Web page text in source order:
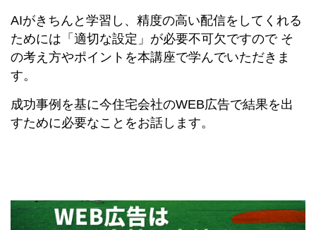
AIがきちんと学習し、精度の高い配信をしてくれる
ためには「適切な設定」が必要不可欠ですので そ
の考え方やポイントを本講座で学んでいただきま
す。
成功事例を基に今住宅会社のWEB広告で結果を出
すために必要なことをお話します。